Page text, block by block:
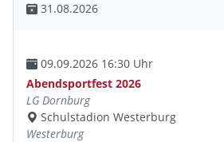
31.08.2026
09.09.2026 16:30 Uhr
Abendsportfest 2026
LG Dornburg
Schulstadion Westerburg
Westerburg